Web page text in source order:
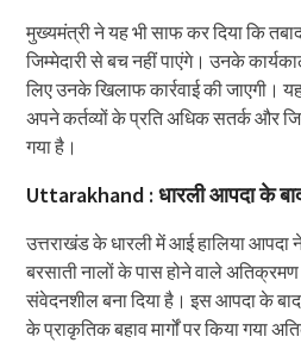
मुख्यमंत्री ने यह भी साफ कर दिया कि
जिम्मेदारी से बच नहीं पाएंगे। उनके
लिए उनके खिलाफ कार्रवाई की जाएगी।
अपने कर्तव्यों के प्रति अधिक सतर्क और
गया है।
Uttarakhand : धारली आपदा के
उत्तराखंड के धारली में आई हालिया आपदा
बरसाती नालों के पास होने वाले
संवेदनशील बना दिया है। इस आपदा के बाद
के प्राकृतिक बहाव मार्गों पर किया गया